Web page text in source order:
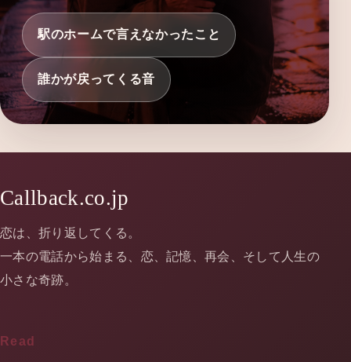
駅のホームで言えなかったこと
誰かが戻ってくる音
Callback.co.jp
恋は、折り返してくる。
一本の電話から始まる、恋、記憶、再会、そして人生の
小さな奇跡。
Read